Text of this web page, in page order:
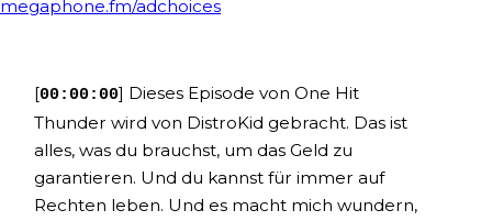
megaphone.fm/adchoices
[00:00:00] Dieses Episode von One Hit
Thunder wird von DistroKid gebracht. Das ist
alles, was du brauchst, um das Geld zu
garantieren. Und du kannst für immer auf
Rechten leben. Und es macht mich wundern,